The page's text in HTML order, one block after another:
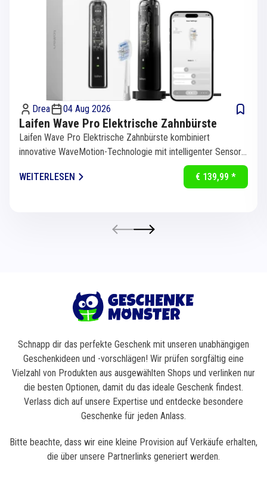
Drea 04 Aug 2026
Laifen Wave Pro Elektrische Zahnbürste
Laifen Wave Pro Elektrische Zahnbürste kombiniert
innovative WaveMotion-Technologie mit intelligenter Sensorik
WEITERLESEN
€ 139,99 *
Schnapp dir das perfekte Geschenk mit unseren unabhängigen
Geschenkideen und -vorschlägen! Wir prüfen sorgfältig eine
Vielzahl von Produkten aus ausgewählten Shops und verlinken nur
die besten Optionen, damit du das ideale Geschenk findest.
Verlass dich auf unsere Expertise und entdecke besondere
Geschenke für jeden Anlass.
Bitte beachte, dass wir eine kleine Provision auf Verkäufe erhalten,
die über unsere Partnerlinks generiert werden.